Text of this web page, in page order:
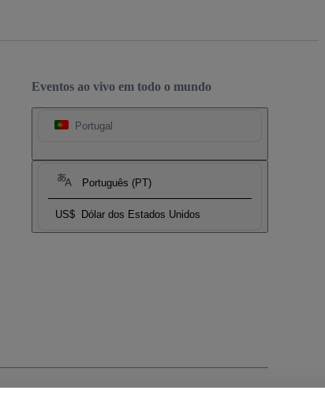
Eventos ao vivo em todo o mundo
Portugal
Português (PT)
US$ Dólar dos Estados Unidos